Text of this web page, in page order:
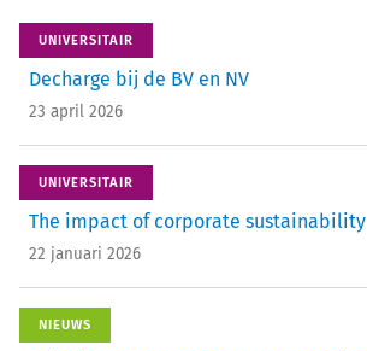
UNIVERSITAIR
Decharge bij de BV en NV
23 april 2026
UNIVERSITAIR
The impact of corporate sustainability
22 januari 2026
NIEUWS